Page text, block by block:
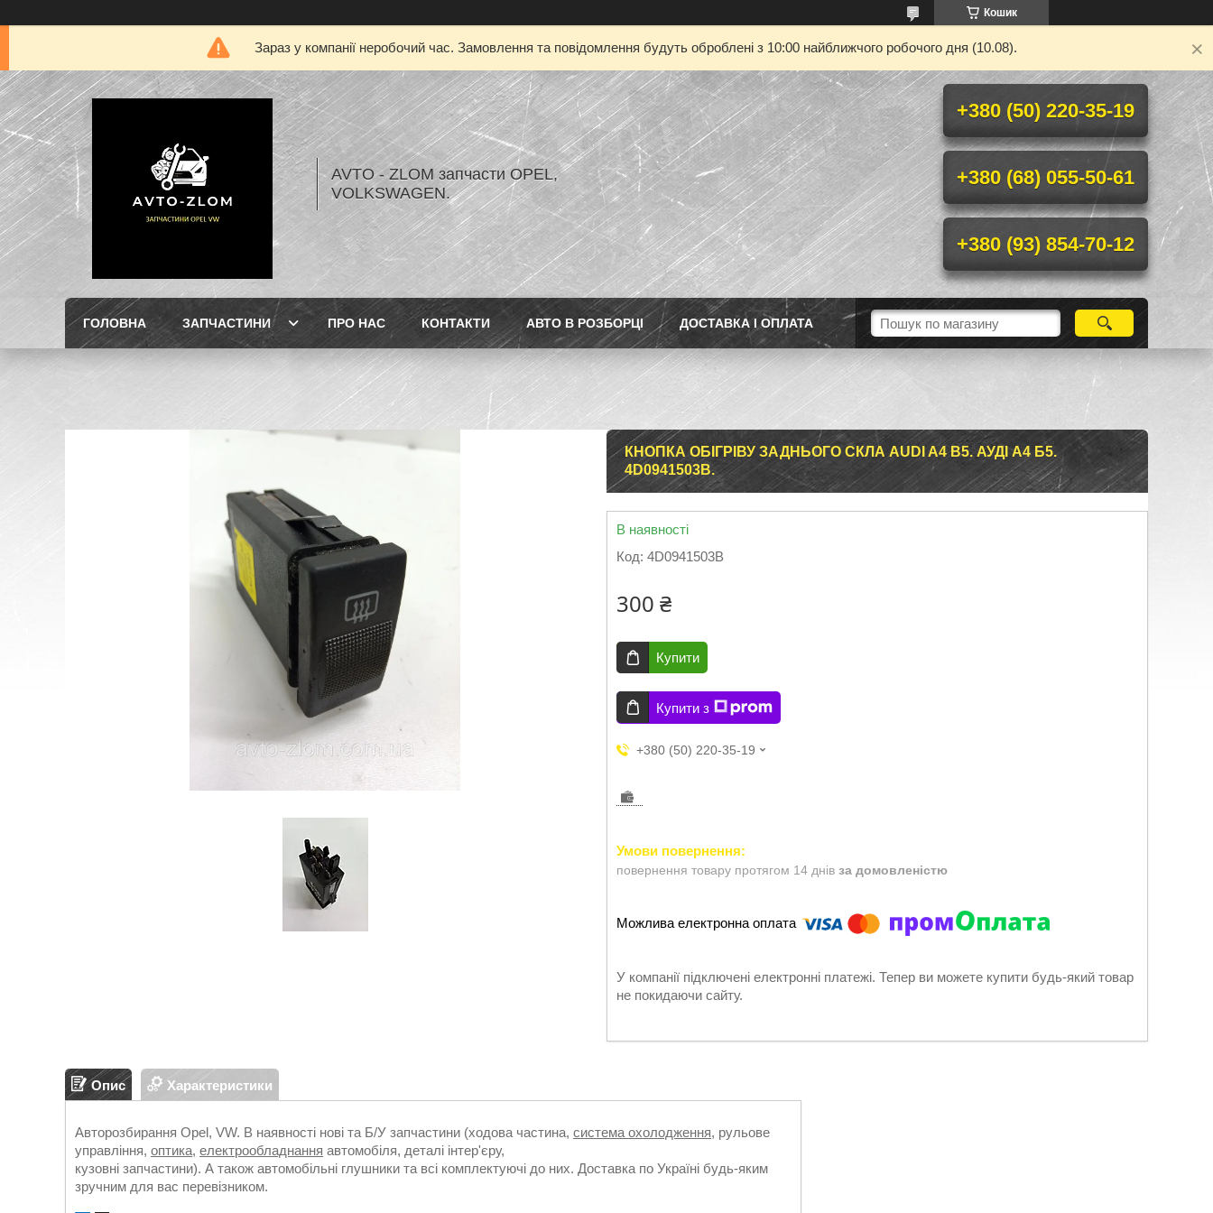
Кошик
Зараз у компанії неробочий час. Замовлення та повідомлення будуть оброблені з 10:00 найближчого робочого дня (10.08).
AVTO - ZLOM запчасти OPEL,
VOLKSWAGEN.
+380 (50) 220-35-19
+380 (68) 055-50-61
+380 (93) 854-70-12
ГОЛОВНА ЗАПЧАСТИНИ ПРО НАС КОНТАКТИ АВТО В РОЗБОРЦІ ДОСТАВКА І ОПЛАТА
КНОПКА ОБІГРІВУ ЗАДНЬОГО СКЛА AUDI A4 B5. АУДІ А4 Б5.
4D0941503B.
В наявності
Код: 4D0941503B
300 ₴
Купити
Купити з
+380 (50) 220-35-19
повернення товару протягом 14 днів за домовленістю
У компанії підключені електронні платежі. Тепер ви можете купити будь-який товар
не покидаючи сайту.
Опис Характеристики
Авторозбирання Opel, VW. В наявності нові та Б/У запчастини (ходова частина, система охолодження, рульове
управління, оптика, електрообладнання автомобіля, деталі інтер'єру,
кузовні запчастини). А також автомобільні глушники та всі комплектуючі до них. Доставка по Україні будь-яким
зручним для вас перевізником.